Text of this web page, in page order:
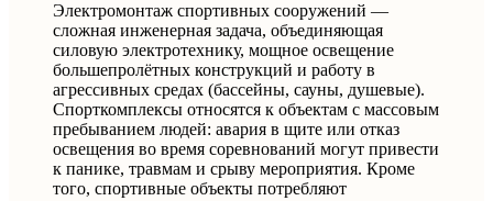
Электромонтаж спортивных сооружений —
сложная инженерная задача, объединяющая
силовую электротехнику, мощное освещение
большепролётных конструкций и работу в
агрессивных средах (бассейны, сауны, душевые).
Спорткомплексы относятся к объектам с массовым
пребыванием людей: авария в щите или отказ
освещения во время соревнований могут привести
к панике, травмам и срыву мероприятия. Кроме
того, спортивные объекты потребляют